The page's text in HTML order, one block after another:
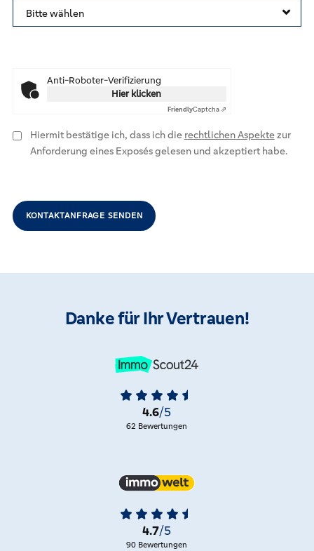
Anti-Roboter-Verifizierung
Hier klicken
FriendlyCaptcha ⇗
Hiermit bestätige ich, dass ich die rechtlichen Aspektezur
Anforderung eines Exposés gelesen und akzeptiert habe.
KONTAKTANFRAGE SENDEN
Danke für Ihr Vertrauen!
4.6/5
62 Bewertungen
4.7/5
90 Bewertungen